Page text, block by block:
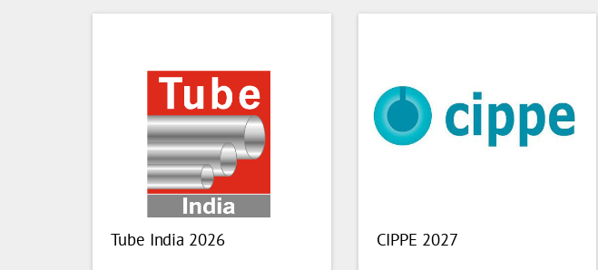
Tube India 2026 CIPPE 2027